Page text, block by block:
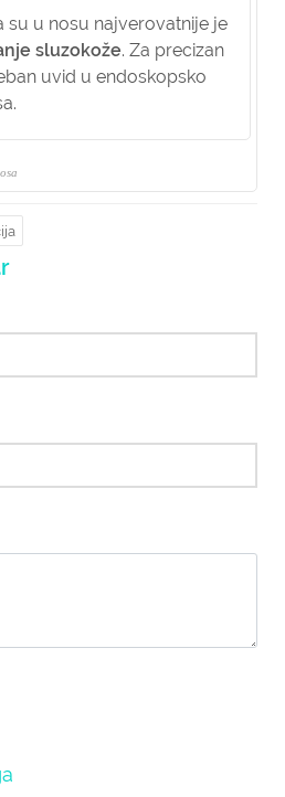
su u nosu najverovatnije je
sluzokože. Za precizan
uvid u endoskopsko